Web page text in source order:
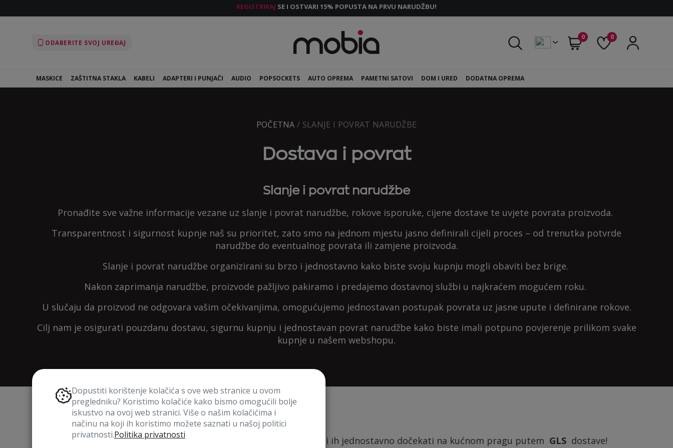
REGISTRIRAJ SE I OSTVARI 15% POPUSTA NA PRVU NARUDŽBU!
ODABERITE SVOJ UREĐAJ
0 0
MASKICE ZAŠTITNA STAKLA KABELI ADAPTERI I PUNJAČI AUDIO POPSOCKETS AUTO OPREMA PAMETNI SATOVI DOM I URED DODATNA OPREMA
POČETNA / SLANJE I POVRAT NARUDŽBE
Dostava i povrat
Slanje i povrat narudžbe
Pronađite sve važne informacije vezane uz slanje i povrat narudžbe, rokove isporuke, cijene dostave te uvjete povrata proizvoda.
Transparentnost i sigurnost kupnje naš su prioritet, zato smo na jednom mjestu jasno definirali cijeli proces – od trenutka potvrde
narudžbe do eventualnog povrata ili zamjene proizvoda.
Slanje i povrat narudžbe organizirani su brzo i jednostavno kako biste svoju kupnju mogli obaviti bez brige.
Nakon zaprimanja narudžbe, proizvode pažljivo pakiramo i predajemo dostavnoj službi u najkraćem mogućem roku.
U slučaju da proizvod ne odgovara vašim očekivanjima, omogućujemo jednostavan postupak povrata uz jasne upute i definirane rokove.
Cilj nam je osigurati pouzdanu dostavu, sigurnu kupnju i jednostavan povrat narudžbe kako biste imali potpuno povjerenje prilikom svake
kupnje u našem webshopu.
Tvoje narudžbe stižu brzo i sigurno!
Možeš ih preuzeti iz BoxNow paketomata kad god ti odgovara ili ih jednostavno dočekati na kućnom pragu putem GLS dostave!
Dopustiti korištenje kolačića s ove web stranice u ovom
pregledniku? Koristimo kolačiće kako bismo omogućili bolje
iskustvo na ovoj web stranici. Više o našim kolačićima i
načinu na koji ih koristimo možete saznati u našoj politici
privatnosti.Politika privatnosti